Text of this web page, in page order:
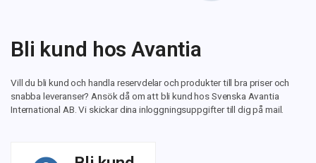
Bli kund hos Avantia
Vill du bli kund och handla reservdelar och produkter till bra priser och
snabba leveranser? Ansök då om att bli kund hos Svenska Avantia
International AB. Vi skickar dina inloggningsuppgifter till dig på mail.